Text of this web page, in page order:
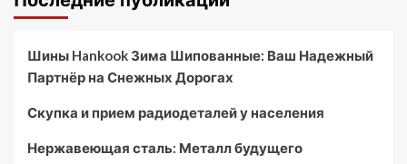
Шины Hankook Зима Шипованные: Ваш Надежный
Партнёр на Снежных Дорогах
Скупка и прием радиодеталей у населения
Нержавеющая сталь: Металл будущего